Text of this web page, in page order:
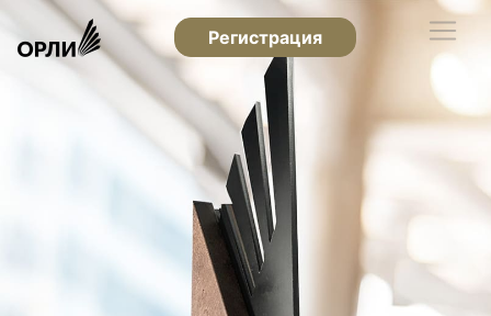
Регистрация